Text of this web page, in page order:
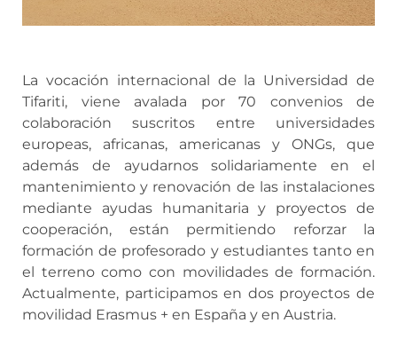
La vocación internacional de la Universidad de
Tifariti, viene avalada por 70 convenios de
colaboración suscritos entre universidades
europeas, africanas, americanas y ONGs, que
además de ayudarnos solidariamente en el
mantenimiento y renovación de las instalaciones
mediante ayudas humanitaria y proyectos de
cooperación, están permitiendo reforzar la
formación de profesorado y estudiantes tanto en
el terreno como con movilidades de formación.
Actualmente, participamos en dos proyectos de
movilidad Erasmus + en España y en Austria.